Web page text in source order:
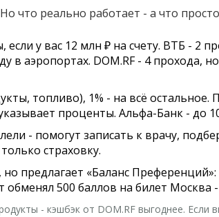
реально работает - а что
у вас 12 млн ₽ на счету. ВТБ - 2
в аэропортах. DOM.RF - 4 прохода,
топливо), 1% - на всё
проценты. Альфа-Банк - до
- помогут записать к врачу,
страховку.
но предлагает «Баланс
500 баллов на билет Москва
- кэшбэк от DOM.RF выгоднее. Если